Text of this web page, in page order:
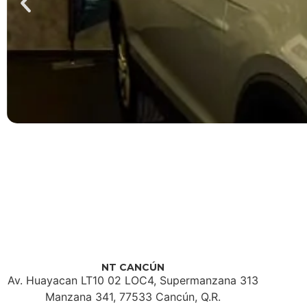
NT CANCÚN
Av. Huayacan LT10 02 LOC4, Supermanzana 313
Manzana 341, 77533 Cancún, Q.R.